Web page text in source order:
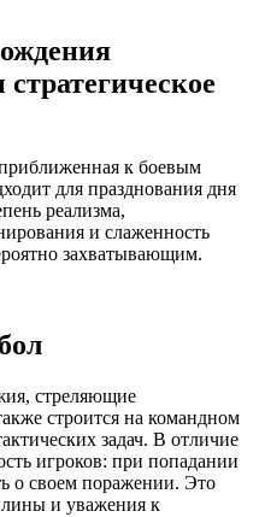
к боевым
для празднования дня
реализма,
и слаженность
захватывающим.
стреляющие
строится на командном
задач. В отличие
игроков: при попадании
о своем поражении. Это
и уважения к